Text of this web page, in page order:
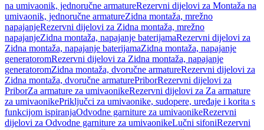
na umivaonik, jednoručne armatureRezervni dijelovi za Montaža na
umivaonik, jednoručne armatureZidna montaža, mrežno
napajanjeRezervni dijelovi za Zidna montaža, mrežno
napajanjeZidna montaža, napajanje baterijamaRezervni dijelovi za
Zidna montaža, napajanje baterijamaZidna montaža, napajanje
generatoromRezervni dijelovi za Zidna montaža, napajanje
generatoromZidna montaža, dvoručne armatureRezervni dijelovi za
Zidna montaža, dvoručne armaturePriborRezervni dijelovi za
PriborZa armature za umivaonikeRezervni dijelovi za Za armature
za umivaonikePriključci za umivaonike, sudopere, uređaje i korita s
funkcijom ispiranjaOdvodne garniture za umivaonikeRezervni
dijelovi za Odvodne garniture za umivaonikeLučni sifoniRezervni